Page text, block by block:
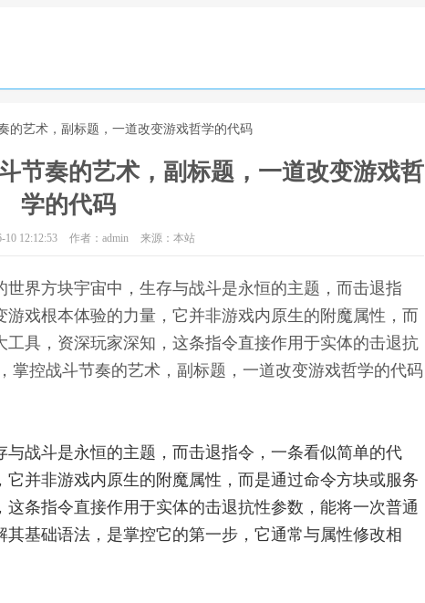
的艺术，副标题，一道改变游戏哲学的代码
节奏的艺术，副标题，一道改变游戏哲
学的代码
10 12:12:53 作者：admin 来源：本站
界方块宇宙中，生存与战斗是永恒的主题，而击退指
戏根本体验的力量，它并非游戏内原生的附魔属性，而
具，资深玩家深知，这条指令直接作用于实体的击退抗
掌控战斗节奏的艺术，副标题，一道改变游戏哲学的代码
战斗是永恒的主题，而击退指令，一条看似简单的代
并非游戏内原生的附魔属性，而是通过命令方块或服务
条指令直接作用于实体的击退抗性参数，能将一次普通
基础语法，是掌控它的第一步，它通常与属性修改相